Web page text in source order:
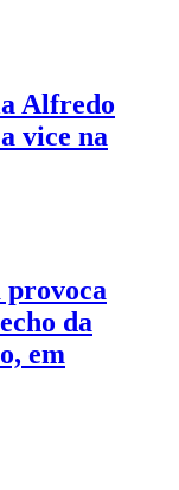
Alfredo
vice na
provoca
da
em